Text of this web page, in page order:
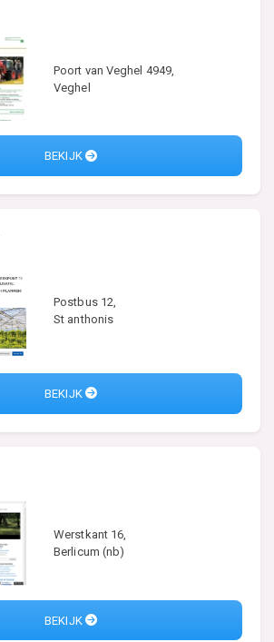
Poort van Veghel 4949,
Veghel
BEKIJK
Postbus 12,
St anthonis
BEKIJK
Werstkant 16,
Berlicum (nb)
BEKIJK